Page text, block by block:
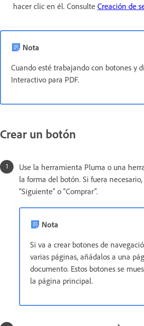
hacer clic en él. Consulte Creación de
Nota
Cuando esté trabajando con botones y
Interactivo para PDF.
Crear un botón
Use la herramienta Pluma o una
la forma del botón. Si fuera
“Siguiente” o “Comprar”.
Nota
Si va a crear botones de
varias páginas, añádalos a una
documento. Estos botones se
la página principal.